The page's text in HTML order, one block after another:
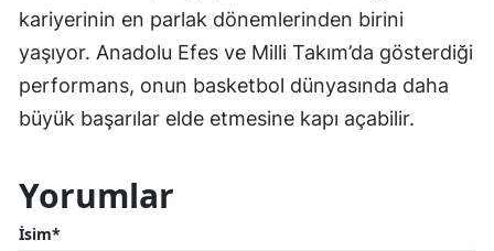
kariyerinin en parlak dönemlerinden birini
yaşıyor. Anadolu Efes ve Milli Takım’da gösterdiği
performans, onun basketbol dünyasında daha
büyük başarılar elde etmesine kapı açabilir.
Yorumlar
İsim*